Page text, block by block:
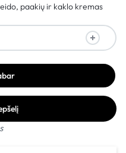
paakių ir kaklo kremas